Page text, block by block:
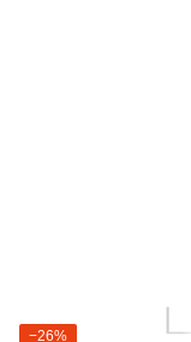
−26%